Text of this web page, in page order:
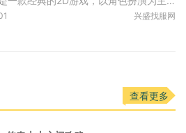
兴盛找服网
查看更多